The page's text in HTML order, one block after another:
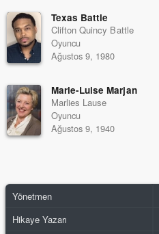
Texas Battle
Clifton Quincy Battle
Oyuncu
Ağustos 9, 1980
Marie-Luise Marjan
Marlies Lause
Oyuncu
Ağustos 9, 1940
Yönetmen
Hikaye Yazarı